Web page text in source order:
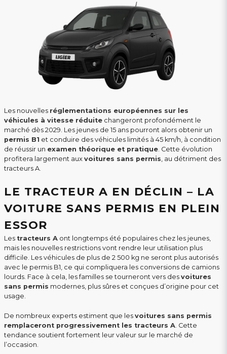
Les nouvelles réglementations européennes sur les
véhicules à vitesse réduite changeront profondément le
marché dès 2029. Les jeunes de 15 ans pourront alors obtenir un
permis B1 et conduire des véhicules limités à 45 km/h, à condition
de réussir un examen théorique et pratique. Cette évolution
profitera largement aux voitures sans permis, au détriment des
tracteurs A.
LE TRACTEUR A EN DÉCLIN – LA
VOITURE SANS PERMIS EN PLEIN
ESSOR
Les tracteurs A ont longtemps été populaires chez les jeunes,
mais les nouvelles restrictions vont rendre leur utilisation plus
difficile. Les véhicules de plus de 2 500 kg ne seront plus autorisés
avec le permis B1, ce qui compliquera les conversions de camions
lourds. Face à cela, les familles se tourneront vers des voitures
sans permis modernes, plus sûres et conçues d’origine pour cet
usage.
De nombreux experts estiment que les voitures sans permis
remplaceront progressivement les tracteurs A. Cette
tendance soutient fortement leur valeur sur le marché de
l’occasion.